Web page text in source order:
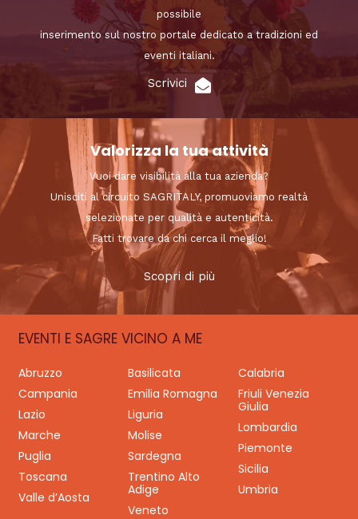
possibile
inserimento sul nostro portale dedicato a tradizioni ed
eventi italiani.
Scrivici
Valorizza la tua attività
Vuoi dare visibilità alla tua azienda?
Unisciti al circuito SAGRITALY, promuoviamo realtà
selezionate per qualità e autenticità.
Fatti trovare da chi cerca il meglio!
Scopri di più
EVENTI E SAGRE VICINO A ME
Abruzzo Basilicata
Calabria
Campania
Emilia Romagna
Friuli Venezia
Giulia
Lazio
Liguria
Lombardia
Marche
Molise
Piemonte
Puglia
Sardegna
Sicilia
Toscana
Trentino Alto
Adige
Umbria
Valle d’Aosta
Veneto